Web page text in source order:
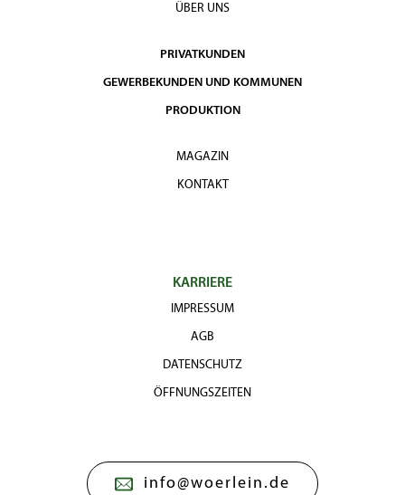
ÜBER UNS
PRIVATKUNDEN
GEWERBEKUNDEN UND KOMMUNEN
PRODUKTION
MAGAZIN
KONTAKT
KARRIERE
IMPRESSUM
AGB
DATENSCHUTZ
ÖFFNUNGSZEITEN
info@woerlein.de